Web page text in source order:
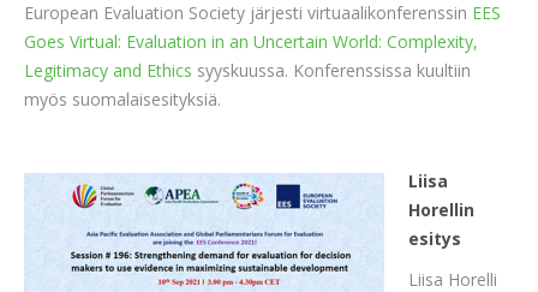
European Evaluation Society järjesti virtuaalikonferenssin EES
Goes Virtual: Evaluation in an Uncertain World: Complexity,
Legitimacy and Ethics syyskuussa. Konferenssissa kuultiin
myös suomalaisesityksiä.
Liisa
Horellin
esitys
Liisa Horelli